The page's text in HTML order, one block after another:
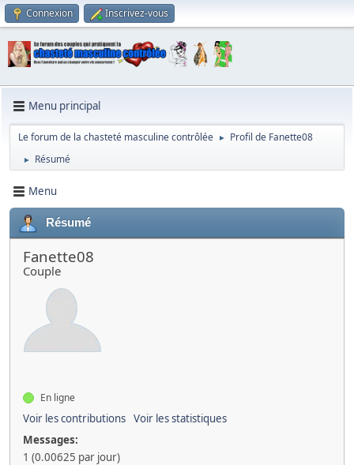
Connexion Inscrivez-vous
Menu principal
Le forum de la chasteté masculine contrôlée ► Profil de Fanette08
► Résumé
Menu
Résumé
Fanette08
Couple
En ligne
Voir les contributions Voir les statistiques
Messages:
1 (0.00625 par jour)